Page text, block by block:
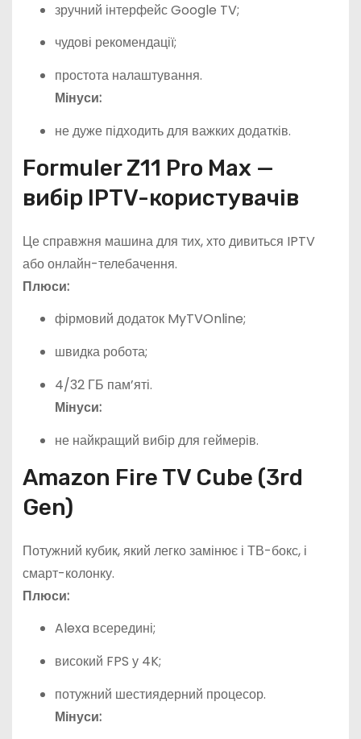
зручний інтерфейс Google TV;
чудові рекомендації;
простота налаштування.
Мінуси:
не дуже підходить для важких додатків.
Formuler Z11 Pro Max —
вибір IPTV-користувачів
Це справжня машина для тих, хто дивиться IPTV
або онлайн-телебачення.
Плюси:
фірмовий додаток MyTVOnline;
швидка робота;
4/32 ГБ пам’яті.
Мінуси:
не найкращий вибір для геймерів.
Amazon Fire TV Cube (3rd
Gen)
Потужний кубик, який легко замінює і ТВ-бокс, і
смарт-колонку.
Плюси:
Alexa всередині;
високий FPS у 4K;
потужний шестиядерний процесор.
Мінуси: